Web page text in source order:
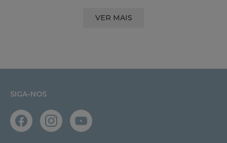
VER MAIS
SIGA-NOS